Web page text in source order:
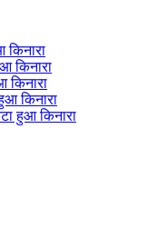
किनारा
किनारा
हुआ किनारा